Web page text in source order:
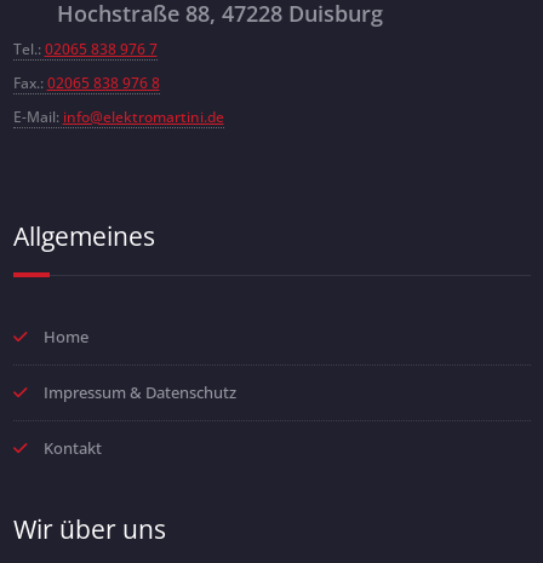
Hochstraße 88, 47228 Duisburg
Tel.: 02065 838 976 7
Fax.: 02065 838 976 8
E-Mail: info@elektromartini.de
Allgemeines
Home
Impressum & Datenschutz
Kontakt
Wir über uns